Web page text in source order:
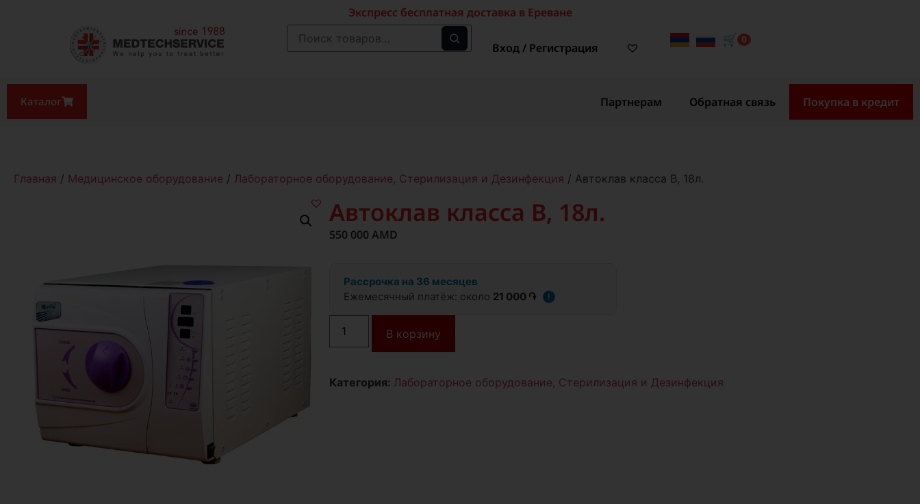
Экспресс бесплатная доставка в Ереване
Вход / Регистрация
🛒 0
Каталог Партнерам Обратная связь Покупка в кредит
Главная / Медицинское оборудование / Лабораторное оборудование, Стерилизация и Дезинфекция / Автоклав класса B, 18л.
Автоклав класса B, 18л.
550 000AMD
Рассрочка на 36 месяцев
Ежемесячный платёж: около 21 000 ֏ !
В корзину
Категория: Лабораторное оборудование, Стерилизация и Дезинфекция